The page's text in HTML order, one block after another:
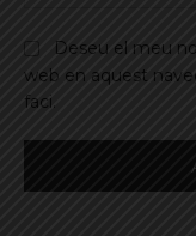
Deseu el meu
web en aquest
faci.